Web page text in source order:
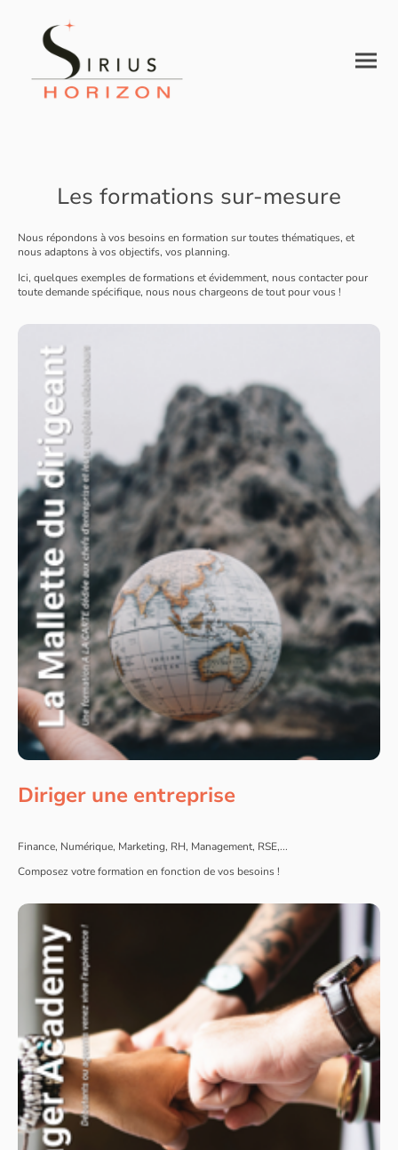
Les formations sur-mesure
Nous répondons à vos besoins en formation sur toutes thématiques, et
nous adaptons à vos objectifs, vos planning.
Ici, quelques exemples de formations et évidemment, nous contacter pour
toute demande spécifique, nous nous chargeons de tout pour vous !
Diriger une entreprise
Finance, Numérique, Marketing, RH, Management, RSE,...
Composez votre formation en fonction de vos besoins !